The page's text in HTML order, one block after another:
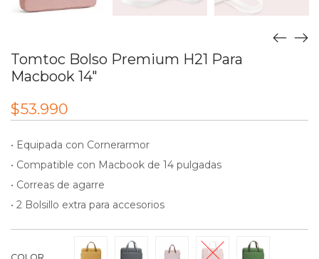
Tomtoc Bolso Premium H21 Para
Macbook 14″
$53.990
• Equipada con Cornerarmor
• Compatible con Macbook de 14 pulgadas
• Correas de agarre
• 2 Bolsillo extra para accesorios